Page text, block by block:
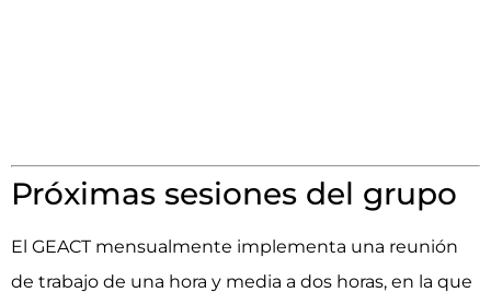
Próximas sesiones del grupo
El GEACT mensualmente implementa una reunión
de trabajo de una hora y media a dos horas, en la que